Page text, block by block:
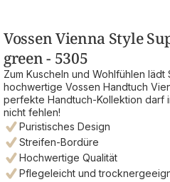
Vossen Vienna Style
green - 5305
Zum Kuscheln und Wohlfühlen
hochwertige Vossen Handtuch
perfekte Handtuch-Kollektion darf
nicht fehlen!
Puristisches Design
Streifen-Bordüre
Hochwertige Qualität
Pflegeleicht und